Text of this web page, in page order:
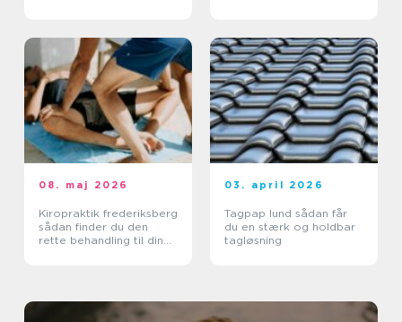
08. maj 2026
Kiropraktik frederiksberg
sådan finder du den
rette behandling til din
03. april 2026
Tagpap lund sådan får
du en stærk og holdbar
tagløsning